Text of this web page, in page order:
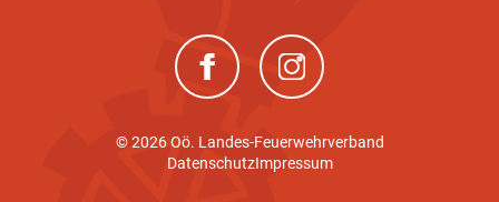
(neues Fenster)(neues Fenster)
© 2026 Oö. Landes-Feuerwehrverband
DatenschutzImpressum